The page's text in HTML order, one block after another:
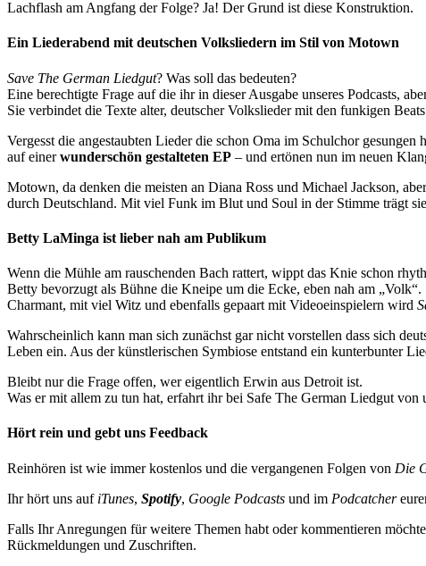
Lachflash am Angfang der Folge? Ja! Der Grund ist diese Konstruktion.
Ein Liederabend mit deutschen Volksliedern im Stil von Motown
Save The German Liedgut? Was soll das bedeuten?
Eine berechtigte Frage auf die ihr in dieser Ausgabe unseres Podcasts,
Sie verbindet die Texte alter, deutscher Volkslieder mit den funkigen
Vergesst die angestaubten Lieder die schon Oma im Schulchor
auf einerwunderschön gestalteten EP – und ertönen nun im neuen
Motown, da denken die meisten an Diana Ross und Michael Jackson,
durch Deutschland. Mit viel Funk im Blut und Soul in der Stimme trägt
Betty LaMinga ist lieber nah am Publikum
Wenn die Mühle am rauschenden Bach rattert, wippt das Knie schon
Betty bevorzugt als Bühne die Kneipe um die Ecke, eben nah am „Volk“.
Charmant, mit viel Witz und ebenfalls gepaart mit Videoeinspielern wird
Wahrscheinlich kann man sich zunächst gar nicht vorstellen dass sich
Leben ein. Aus der künstlerischen Symbiose entstand ein kunterbunter
Bleibt nur die Frage offen, wer eigentlich Erwin aus Detroit ist.
Was er mit allem zu tun hat, erfahrt ihr bei Safe The German Liedgut
Hört rein und gebt uns Feedback
Reinhören ist wie immer kostenlos und die vergangenen Folgen von Die
Ihr hört uns auf iTunes, Spotify, Google Podcasts und im Podcatcher
Falls Ihr Anregungen für weitere Themen habt oder kommentieren
Rückmeldungen und Zuschriften.